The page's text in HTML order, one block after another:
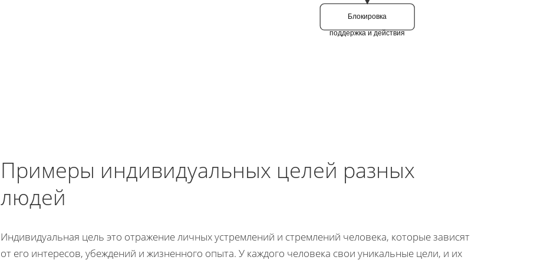
Блокировка
поддержка и действия
Примеры индивидуальных целей разных
людей
Индивидуальная цель это отражение личных устремлений и стремлений человека, которые зависят
от его интересов, убеждений и жизненного опыта. У каждого человека свои уникальные цели, и их